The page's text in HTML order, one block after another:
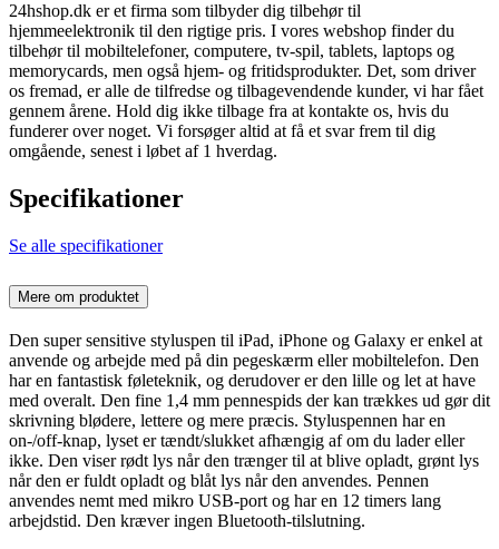
24hshop.dk er et firma som tilbyder dig tilbehør til
hjemmeelektronik til den rigtige pris. I vores webshop finder du
tilbehør til mobiltelefoner, computere, tv-spil, tablets, laptops og
memorycards, men også hjem- og fritidsprodukter. Det, som driver
os fremad, er alle de tilfredse og tilbagevendende kunder, vi har fået
gennem årene. Hold dig ikke tilbage fra at kontakte os, hvis du
funderer over noget. Vi forsøger altid at få et svar frem til dig
omgående, senest i løbet af 1 hverdag.
Specifikationer
Se alle specifikationer
Mere om produktet
Den super sensitive styluspen til iPad, iPhone og Galaxy er enkel at
anvende og arbejde med på din pegeskærm eller mobiltelefon. Den
har en fantastisk føleteknik, og derudover er den lille og let at have
med overalt. Den fine 1,4 mm pennespids der kan trækkes ud gør dit
skrivning blødere, lettere og mere præcis. Styluspennen har en
on-/off-knap, lyset er tændt/slukket afhængig af om du lader eller
ikke. Den viser rødt lys når den trænger til at blive opladt, grønt lys
når den er fuldt opladt og blåt lys når den anvendes. Pennen
anvendes nemt med mikro USB-port og har en 12 timers lang
arbejdstid. Den kræver ingen Bluetooth-tilslutning.